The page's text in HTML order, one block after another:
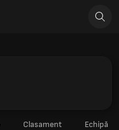
Clasament Echipă